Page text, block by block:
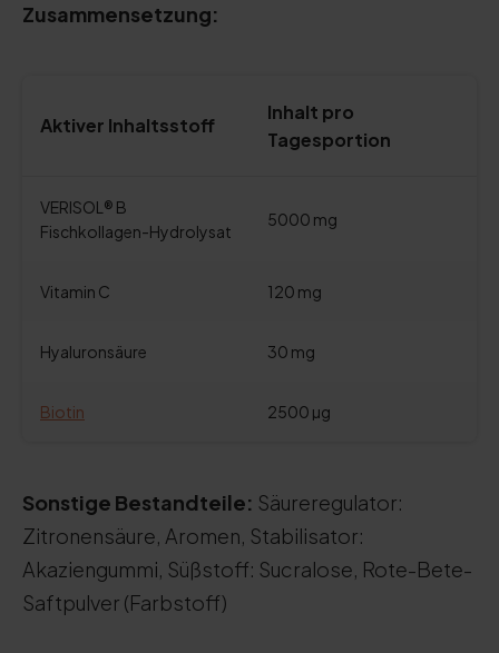
Zusammensetzung:
Aktiver Inhaltsstoff
Inhalt pro
Tagesportion
VERISOL® B
Fischkollagen-Hydrolysat
5000 mg
Vitamin C 120 mg
Hyaluronsäure 30 mg
Biotin 2500 µg
Sonstige Bestandteile: Säureregulator:
Zitronensäure, Aromen, Stabilisator:
Akaziengummi, Süßstoff: Sucralose, Rote-Bete-
Saftpulver (Farbstoff)